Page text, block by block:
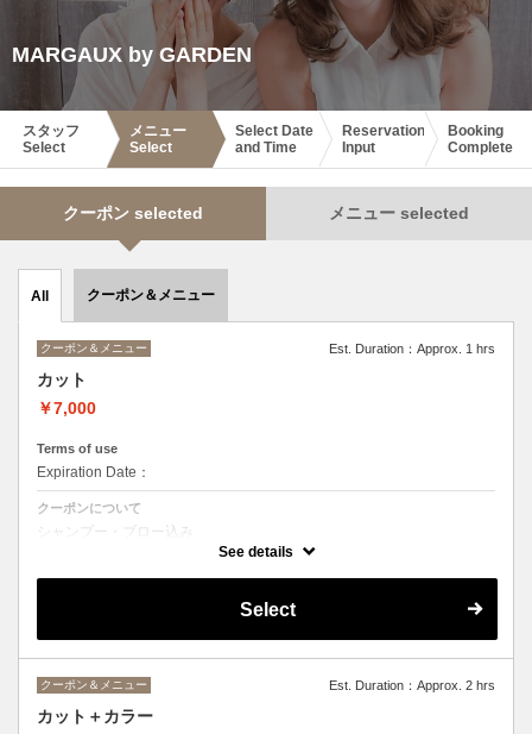
MARGAUX by GARDEN
スタッフ
Select
メニュー
Select
Select Date
and Time
Reservation
Input
Booking
Complete
クーポン selected メニュー selected
All クーポン＆メニュー
クーポン＆メニュー Est. Duration：Approx. 1 hrs
カット
￥7,000
Terms of use
Expiration Date：
クーポンについて
シャンプー・ブロー込み
※櫻田・平山指名の場合＋¥1,000
See details
Select
クーポン＆メニュー Est. Duration：Approx. 2 hrs
カット＋カラー